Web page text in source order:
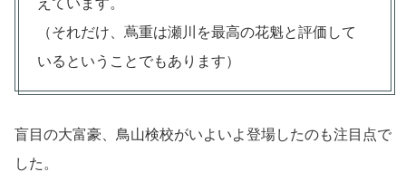
（それだけ、蔦重は瀬川を最高の花魁と評価して
いるということでもあります）
盲目の大富豪、鳥山検校がいよいよ登場したのも注目点で
した。